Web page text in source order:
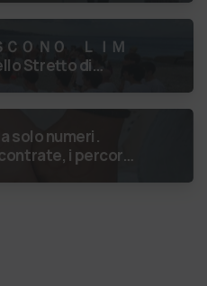
ＣＯ ＮＯ ＬＩＭ
solo numeri.
i percorsi